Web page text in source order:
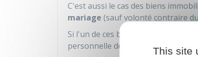
C'est aussi le cas des biens
mariage (sauf volonté contraire du
Si l'un de ces biens est vendu
personnelle de l'époux concerné.
This site